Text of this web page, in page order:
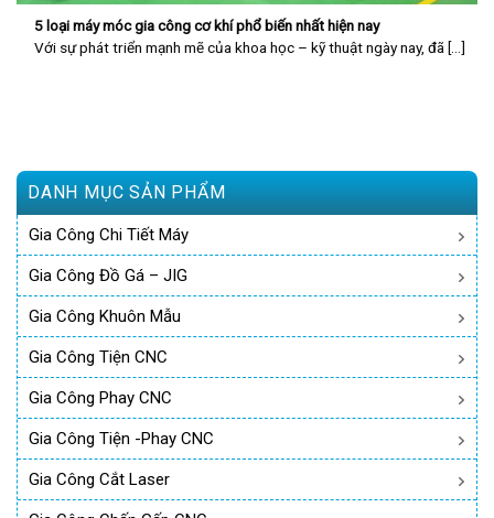
5 loại máy móc gia công cơ khí phổ biến nhất hiện nay
Với sự phát triển mạnh mẽ của khoa học – kỹ thuật ngày nay, đã [...]
DANH MỤC SẢN PHẨM
Gia Công Chi Tiết Máy
Gia Công Đồ Gá – JIG
Gia Công Khuôn Mẫu
Gia Công Tiện CNC
Gia Công Phay CNC
Gia Công Tiện -phay CNC
Gia Công Cắt Laser